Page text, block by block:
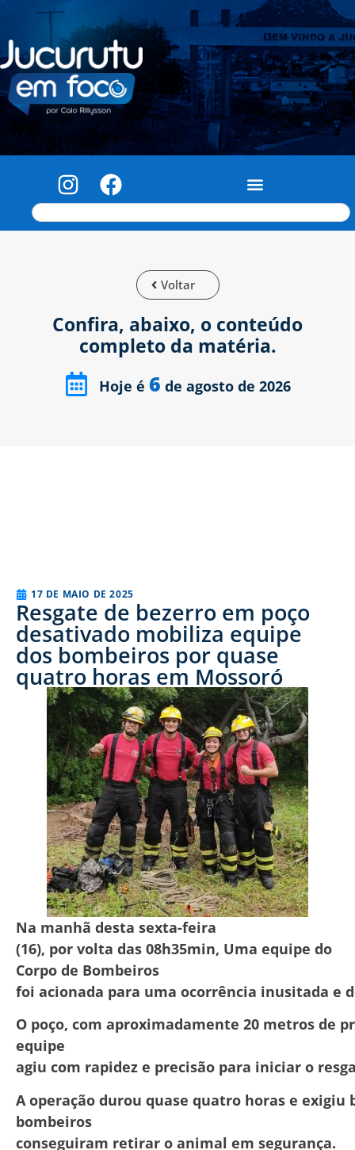
Voltar
Confira, abaixo, o conteúdo
completo da matéria.
Hoje é 6 de agosto de 2026
17 DE MAIO DE 2025
Resgate de bezerro em poço
desativado mobiliza equipe
dos bombeiros por quase
quatro horas em Mossoró
Na manhã desta sexta-feira
(16), por volta das 08h35min, Uma equipe do
Corpo de Bombeiros
foi acionada para uma ocorrência inusitada e
O poço, com aproximadamente 20 metros de
equipe
agiu com rapidez e precisão para iniciar o
A operação durou quase quatro horas e exigiu
bombeiros
conseguiram retirar o animal em segurança.